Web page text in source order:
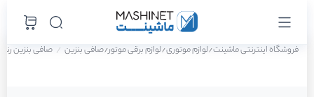
فروشگاه اینترنتی ماشینت/لوازم موتوری/لوازم برقی موتور/صافی بنزین صافی بنزین رنو